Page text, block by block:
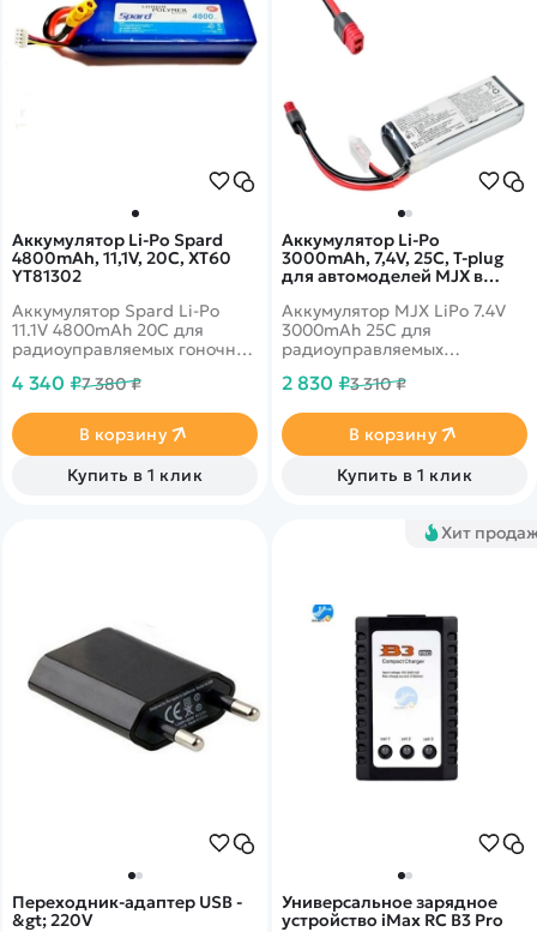
Аккумулятор Li-Po Spard
4800mAh, 11,1V, 20C, XT60
YT81302
Аккумулятор Spard Li-Po
11.1V 4800mAh 20C для
радиоуправляемых гоночных
4 340 ₽7 380 ₽
В корзину
Купить в 1 клик
Аккумулятор Li-Po
3000mAh, 7,4V, 25C, T‐plug
для автомоделей MJX в
9.1.01.2.0019
Аккумулятор MJX LiPo 7.4V
3000mAh 25C для
радиоуправляемых
14301, 14302, 14303, Hyper Go
2 830 ₽3 310 ₽
В корзину
Купить в 1 клик
Переходник-адаптер USB -
&gt; 220V
Хит
Универсальное зарядное
устройство iMax RC B3 Pro